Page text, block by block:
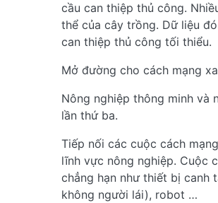
cầu can thiệp thủ công.
thể của cây trồng. Dữ liệu
can thiệp thủ công tối thiểu.
Mở đường cho cách mạng
Nông nghiệp thông minh và
lần thứ ba.
Tiếp nối các cuộc cách
lĩnh vực nông nghiệp. Cuộc
chẳng hạn như thiết bị canh
không người lái), robot …